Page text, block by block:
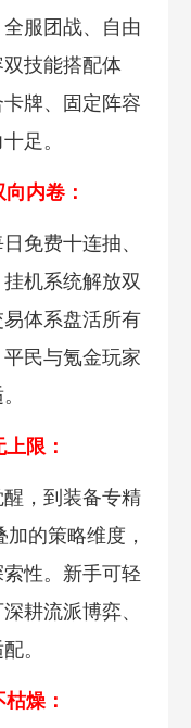
服团战、自由
技能搭配体
牌、固定阵容
足。
内卷：
免费十连抽、
机系统解放双
体系盘活所有
民与氪金玩家
限：
，到装备专精
的策略维度，
性。新手可轻
耕流派博弈、
。
燥：